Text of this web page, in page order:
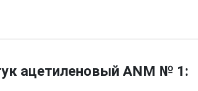
ацетиленовый ANM № 1: